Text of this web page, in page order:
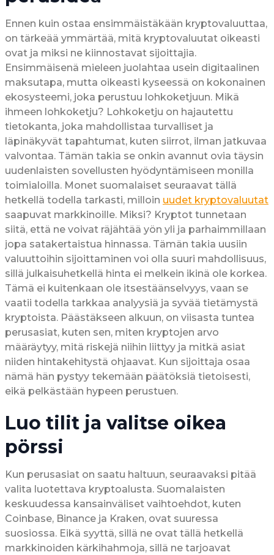
Ennen kuin ostaa ensimmäistäkään kryptovaluuttaa,
on tärkeää ymmärtää, mitä kryptovaluutat oikeasti
ovat ja miksi ne kiinnostavat sijoittajia.
Ensimmäisenä mieleen juolahtaa usein digitaalinen
maksutapa, mutta oikeasti kyseessä on kokonainen
ekosysteemi, joka perustuu lohkoketjuun. Mikä
ihmeen lohkoketju? Lohkoketju on hajautettu
tietokanta, joka mahdollistaa turvalliset ja
läpinäkyvät tapahtumat, kuten siirrot, ilman jatkuvaa
valvontaa. Tämän takia se onkin avannut ovia täysin
uudenlaisten sovellusten hyödyntämiseen monilla
toimialoilla. Monet suomalaiset seuraavat tällä
hetkellä todella tarkasti, milloin uudet kryptovaluutat
saapuvat markkinoille. Miksi? Kryptot tunnetaan
siitä, että ne voivat räjähtää yön yli ja parhaimmillaan
jopa satakertaistua hinnassa. Tämän takia uusiin
valuuttoihin sijoittaminen voi olla suuri mahdollisuus,
sillä julkaisuhetkellä hinta ei melkein ikinä ole korkea.
Tämä ei kuitenkaan ole itsestäänselvyys, vaan se
vaatii todella tarkkaa analyysiä ja syvää tietämystä
kryptoista. Päästäkseen alkuun, on viisasta tuntea
perusasiat, kuten sen, miten kryptojen arvo
määräytyy, mitä riskejä niihin liittyy ja mitkä asiat
niiden hintakehitystä ohjaavat. Kun sijoittaja osaa
nämä hän pystyy tekemään päätöksiä tietoisesti,
eikä pelkästään hypeen perustuen.
Luo tilit ja valitse oikea
pörssi
Kun perusasiat on saatu haltuun, seuraavaksi pitää
valita luotettava kryptoalusta. Suomalaisten
keskuudessa kansainväliset vaihtoehdot, kuten
Coinbase, Binance ja Kraken, ovat suuressa
suosiossa. Eikä syyttä, sillä ne ovat tällä hetkellä
markkinoiden kärkihahmoja, sillä ne tarjoavat